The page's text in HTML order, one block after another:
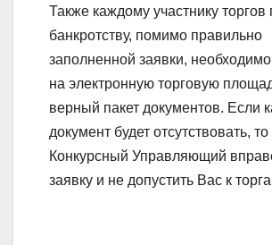
Также каждому участнику торгов
банкротству, помимо правильно
заполненной заявки, необходимо
на электронную торговую
верный пакет документов. Если
документ будет отсутствовать, то
Конкурсный Управляющий
заявку и не допустить Вас к